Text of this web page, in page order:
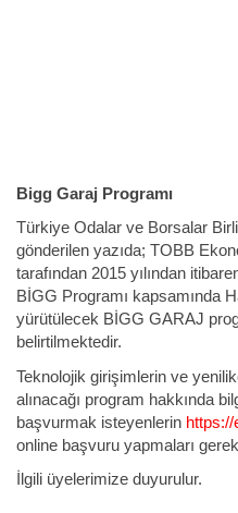
Bigg Garaj Programı
Türkiye Odalar ve Borsalar
gönderilen yazıda; TOBB
tarafından 2015 yılından
BİGG Programı kapsamında
yürütülecek BİGG GARAJ
belirtilmektedir.
Teknolojik girişimlerin ve
alınacağı program hakkında
başvurmak isteyenlerin https://
online başvuru yapmaları
İlgili üyelerimize duyurulur.